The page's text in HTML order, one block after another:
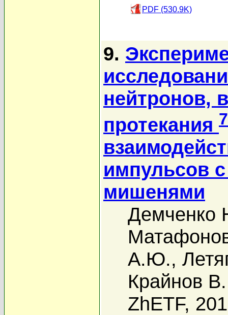
PDF (530.9K)
9.
нейтронов,
протекания 7
импульсов
мишенями
Демченко
А.Ю.,
Крайнов
ZhETF,